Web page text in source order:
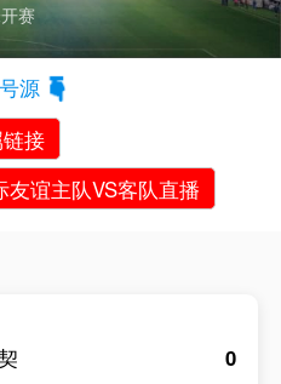
赛
源
接
友谊主队VS客队直播
0